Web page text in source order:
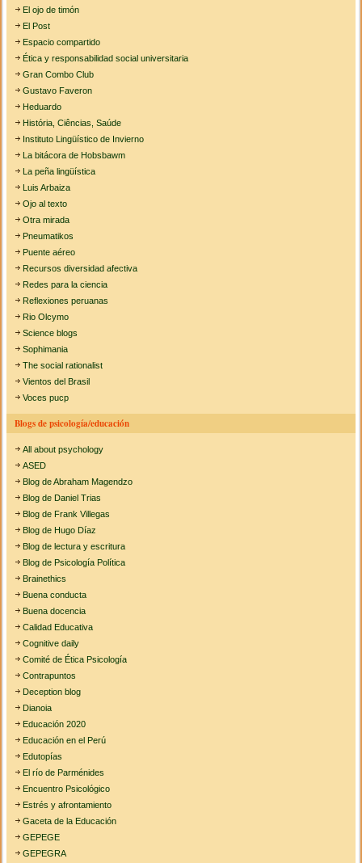
El ojo de timón
El Post
Espacio compartido
Ética y responsabilidad social universitaria
Gran Combo Club
Gustavo Faveron
Heduardo
História, Ciências, Saúde
Instituto Lingüístico de Invierno
La bitácora de Hobsbawm
La peña lingüística
Luis Arbaiza
Ojo al texto
Otra mirada
Pneumatikos
Puente aéreo
Recursos diversidad afectiva
Redes para la ciencia
Reflexiones peruanas
Rio Olcymo
Science blogs
Sophimania
The social rationalist
Vientos del Brasil
Voces pucp
Blogs de psicología/educación
All about psychology
ASED
Blog de Abraham Magendzo
Blog de Daniel Trias
Blog de Frank Villegas
Blog de Hugo Díaz
Blog de lectura y escritura
Blog de Psicología Política
Brainethics
Buena conducta
Buena docencia
Calidad Educativa
Cognitive daily
Comité de Ética Psicología
Contrapuntos
Deception blog
Dianoia
Educación 2020
Educación en el Perú
Edutopías
El río de Parménides
Encuentro Psicológico
Estrés y afrontamiento
Gaceta de la Educación
GEPEGE
GEPEGRA